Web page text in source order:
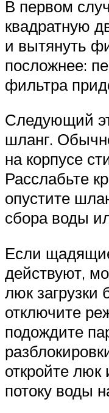
В первом
квадратную
и вытянуть
посложнее:
фильтра
Следующий
шланг.
на корпусе
Расслабьте
опустите
сбора воды
Если
действуют,
люк загрузки
отключите
подождите
откройте люк
потоку воды